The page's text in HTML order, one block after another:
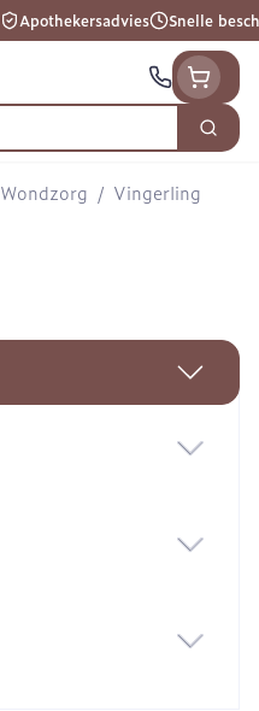
Apothekersadvies Snelle
Zoek
Wondzorg / Vingerling